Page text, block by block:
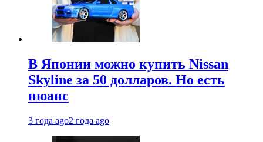
В Японии можно купить Nissan
Skyline за 50 долларов. Но есть
нюанс
3 года ago2 года ago